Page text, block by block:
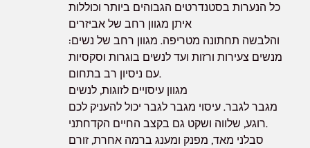
כל הנערות בסטנדרטים הגבוהים ביותר וכוללות
איתן מגוון רחב של אביזרים
והלבשה תחתונה מטריפה. מגוון רחב של נשים:
מנשים צעירות ורזות ועד לנשים בוגרות וסקסיות
עם ניסיון רב בתחום.
מגוון עיסויים לזוגות, לנשים
מגבר לגבר. עיסוי מגבר לגבר יכול להעניק לכם
רוגע, שלווה ושקט גם בקצב החיים הקדחתני.
סבלני מאד, מפנק ומענג ברמה אחרת, זורם